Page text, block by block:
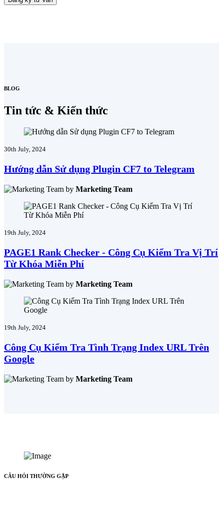
BLOG
Tin tức & Kiến thức
30th July, 2024
Hướng dẫn Sử dụng Plugin CF7 to Telegram
by Marketing Team
19th July, 2024
PAGE1 Rank Checker - Công Cụ Kiểm Tra Vị Trí
Từ Khóa Miễn Phí
by Marketing Team
19th July, 2024
Công Cụ Kiểm Tra Tình Trạng Index URL Trên
Google
by Marketing Team
CÂU HỎI THƯỜNG GẶP